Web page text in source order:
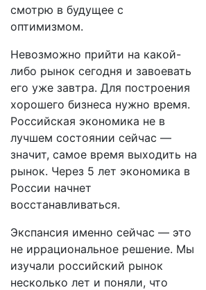
смотрю в будущее с
оптимизмом.
Невозможно прийти на какой-
либо рынок сегодня и завоевать
его уже завтра. Для построения
хорошего бизнеса нужно время.
Российская экономика не в
лучшем состоянии сейчас —
значит, самое время выходить на
рынок. Через 5 лет экономика в
России начнет
восстанавливаться.
Экспансия именно сейчас — это
не иррациональное решение. Мы
изучали российский рынок
несколько лет и поняли, что